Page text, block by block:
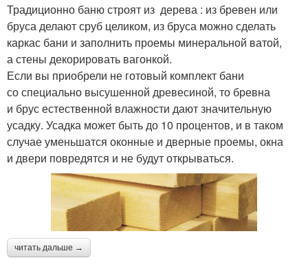
Традиционно баню строят из дерева : из бревен или
бруса делают сруб целиком, из бруса можно сделать
каркас бани и заполнить проемы минеральной ватой,
а стены декорировать вагонкой.
Если вы приобрели не готовый комплект бани
со специально высушенной древесиной, то бревна
и брус естественной влажности дают значительную
усадку. Усадка может быть до 10 процентов, и в таком
случае уменьшатся оконные и дверные проемы, окна
и двери повредятся и не будут открываться.
читать дальше →